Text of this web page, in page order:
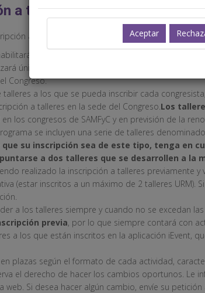
a talleres/seminarios
a talleres por favor lea atentamente estas
el
únicamente a través de la página web hasta el
Congreso.
a los que se pueda inscribir cada congresista,
a talleres en la sede del Congreso.Los
los congresos de SAMFyC y en previsión de la
se incluyen una serie de talleres
que su inscripción sea de este tipo, tenga en
a dos talleres que se desarrollen a la
realizado la inscripción a talleres previamente
(estar inscritos a un máximo de 2 talleres URM).
a los talleres siempre y cuando no se excedan
previa, por lo que siempre contará con
a los que están inscritos en la aplicación iEvent,
plazas según el formato de cada actividad,
el derecho de hacer los cambios oportunos.
web. Si desea hacer algún cambio, envíe su petición